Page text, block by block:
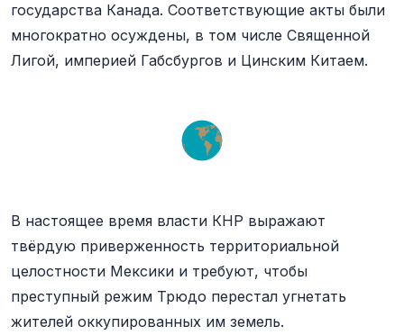
государства Канада. Соответствующие акты были
многократно осуждены, в том числе Священной
Лигой, империей Габсбургов и Цинским Китаем.
В настоящее время власти КНР выражают
твёрдую приверженность территориальной
целостности Мексики и требуют, чтобы
преступный режим Трюдо перестал угнетать
жителей оккупированных им земель.